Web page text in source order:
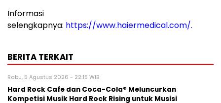
Informasi
selengkapnya: https://www.haiermedical.com/.
BERITA TERKAIT
Rabu, 5 Agustus 2026 - 22:15 WIB
Hard Rock Cafe dan Coca-Cola® Meluncurkan
Kompetisi Musik Hard Rock Rising untuk Musisi